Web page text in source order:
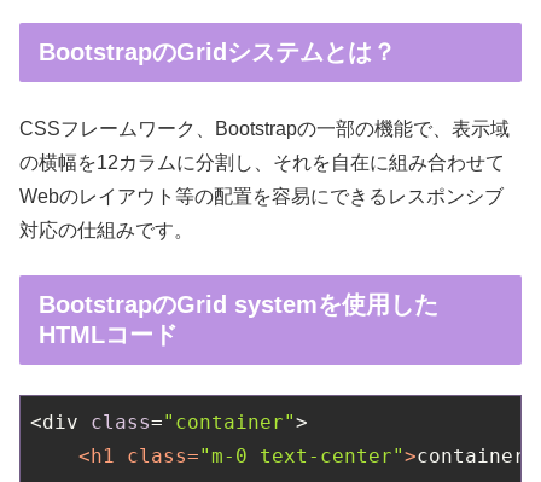
BootstrapのGridシステムとは？
CSSフレームワーク、Bootstrapの一部の機能で、表示域
の横幅を12カラムに分割し、それを自在に組み合わせて
Webのレイアウト等の配置を容易にできるレスポンシブ
対応の仕組みです。
BootstrapのGrid systemを使用した
HTMLコード
<div class="container">
<h1 class="m-0 text-center">container